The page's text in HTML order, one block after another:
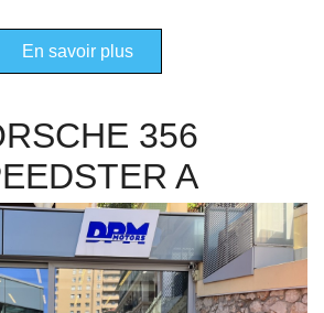
En savoir plus
356
A